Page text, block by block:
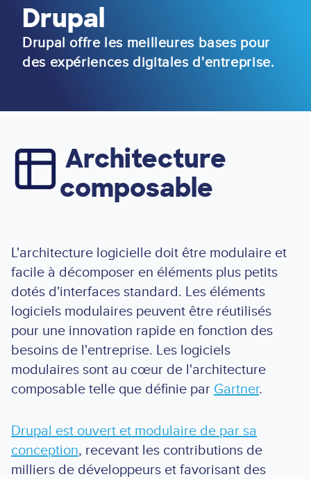
Drupal
Drupal offre les meilleures bases pour
des expériences digitales d'entreprise.
Image
Architecture
composable
L'architecture logicielle doit être modulaire et
facile à décomposer en éléments plus petits
dotés d'interfaces standard. Les éléments
logiciels modulaires peuvent être réutilisés
pour une innovation rapide en fonction des
besoins de l'entreprise. Les logiciels
modulaires sont au cœur de l'architecture
composable telle que définie par Gartner.
Drupal est ouvert et modulaire de par sa
conception, recevant les contributions de
milliers de développeurs et favorisant des